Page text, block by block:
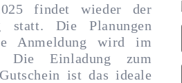
findet wieder der
statt. Die Planungen
Anmeldung wird im
Die Einladung zum
ist das ideale